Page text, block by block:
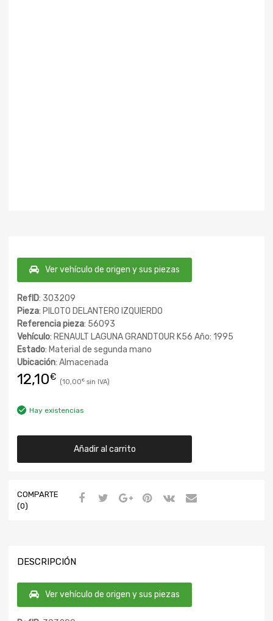
Ver vehículo de origen y sus piezas
RefID: 303209
Pieza: PILOTO DELANTERO IZQUIERDO
Referencia pieza: 56093
Vehículo: RENAULT LAGUNA GRANDTOUR K56 Año: 1995
Estado: Material de segunda mano
Ubicación: Almacenada
12,10€ 10,00€
Hay existencias
Añadir al carrito
COMPARTE
(0)
DESCRIPCIÓN
Ver vehículo de origen y sus piezas